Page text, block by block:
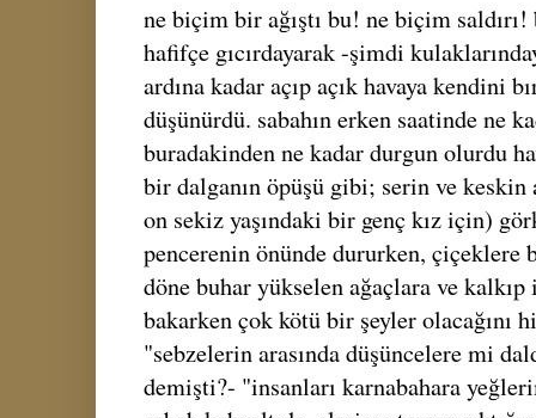
ne biçim bir ağıştı bu! ne biçim
hafifçe gıcırdayarak -şimdi
ardına kadar açıp açık havaya kendini
düşünürdü. sabahın erken saatinde ne
buradakinden ne kadar durgun olurdu
bir dalganın öpüşü gibi; serin ve
on sekiz yaşındaki bir genç kız için)
pencerenin önünde dururken, çiçeklere
döne buhar yükselen ağaçlara ve
bakarken çok kötü bir şeyler olacağını
"sebzelerin arasında düşüncelere mi
demişti?- "insanları karnabahara